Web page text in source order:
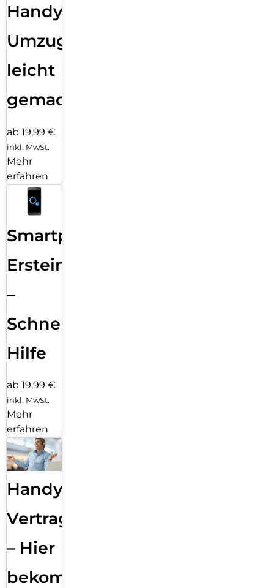
Handy
Umzug
leicht
gemacht!
ab 19,99 €
inkl. MwSt.
Mehr
erfahren
Smartphone
Ersteinrichtung
–
Schnelle
Hilfe
ab 19,99 €
inkl. MwSt.
Mehr
erfahren
Handy
Vertragsabwicklung
– Hier
bekommst